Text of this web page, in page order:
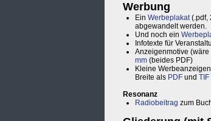
Werbung
Ein Werbeplakat(.pdf,
abgewandelt werden.
Und noch ein
Infotexte für
Anzeigenmotive
mm (beides PDF)
Kleine
Breite als PDF und TIF
Resonanz
Radiobeitrag zum